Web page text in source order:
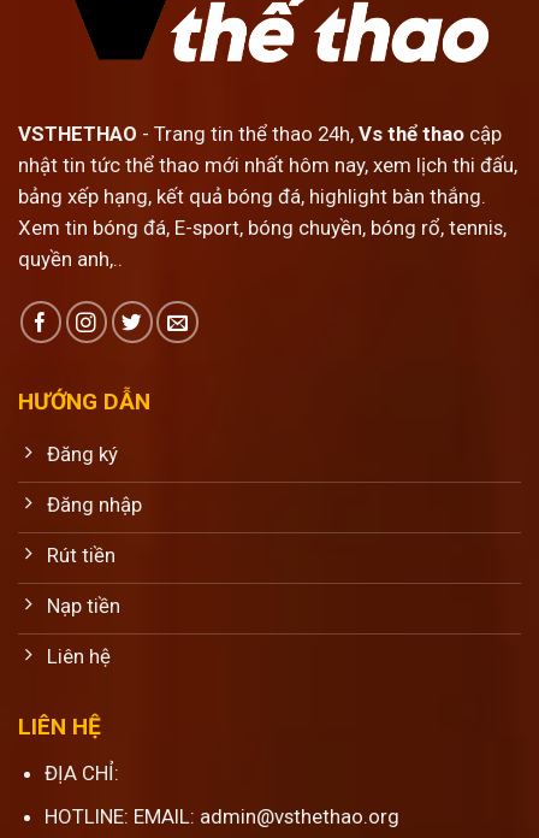
VSTHETHAO - Trang tin thể thao 24h, Vs thể thao cập
nhật tin tức thể thao mới nhất hôm nay, xem lịch thi đấu,
bảng xếp hạng, kết quả bóng đá, highlight bàn thắng.
Xem tin bóng đá, E-sport, bóng chuyền, bóng rổ, tennis,
quyền anh,..
HƯỚNG DẪN
Đăng ký
Đăng nhập
Rút tiền
Nạp tiền
Liên hệ
LIÊN HỆ
ĐỊA CHỈ:
HOTLINE: EMAIL: admin@vsthethao.org